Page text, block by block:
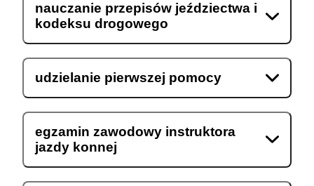
nauczanie przepisów jeździectwa i
kodeksu drogowego
udzielanie pierwszej pomocy
egzamin zawodowy instruktora
jazdy konnej